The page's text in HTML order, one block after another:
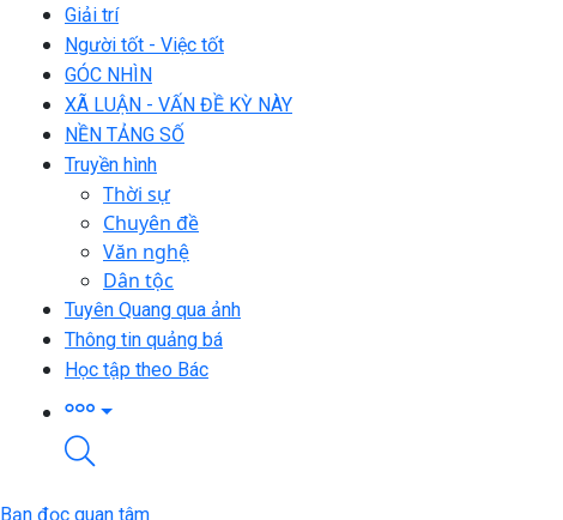
Giải trí
Người tốt - Việc tốt
GÓC NHÌN
XÃ LUẬN - VẤN ĐỀ KỲ NÀY
NỀN TẢNG SỐ
Truyền hình
Thời sự
Chuyên đề
Văn nghệ
Dân tộc
Tuyên Quang qua ảnh
Thông tin quảng bá
Học tập theo Bác
Bạn đọc quan tâm